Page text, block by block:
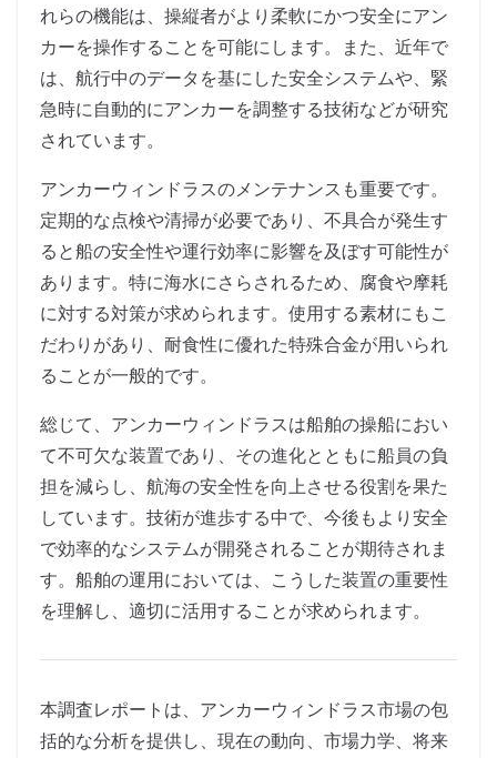
れらの機能は、操縦者がより柔軟にかつ安全にアン
カーを操作することを可能にします。また、近年で
は、航行中のデータを基にした安全システムや、緊
急時に自動的にアンカーを調整する技術などが研究
されています。
アンカーウィンドラスのメンテナンスも重要です。
定期的な点検や清掃が必要であり、不具合が発生す
ると船の安全性や運行効率に影響を及ぼす可能性が
あります。特に海水にさらされるため、腐食や摩耗
に対する対策が求められます。使用する素材にもこ
だわりがあり、耐食性に優れた特殊合金が用いられ
ることが一般的です。
総じて、アンカーウィンドラスは船舶の操船におい
て不可欠な装置であり、その進化とともに船員の負
担を減らし、航海の安全性を向上させる役割を果た
しています。技術が進歩する中で、今後もより安全
で効率的なシステムが開発されることが期待されま
す。船舶の運用においては、こうした装置の重要性
を理解し、適切に活用することが求められます。
本調査レポートは、アンカーウィンドラス市場の包
括的な分析を提供し、現在の動向、市場力学、将来